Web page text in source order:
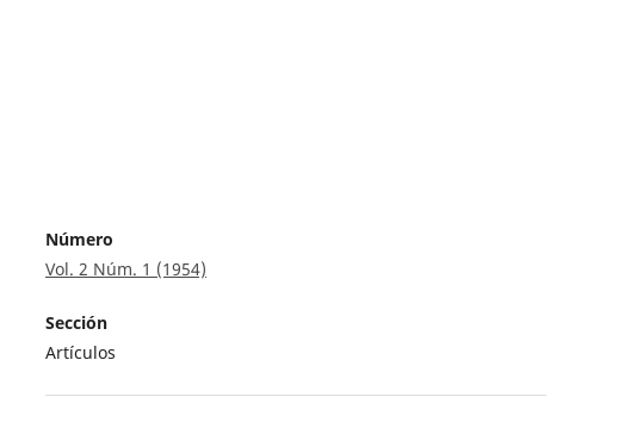
Número
Vol. 2 Núm. 1 (1954)
Sección
Artículos